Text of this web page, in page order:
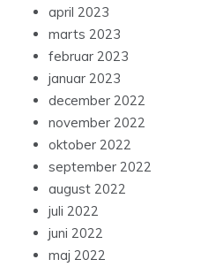
april 2023
marts 2023
februar 2023
januar 2023
december 2022
november 2022
oktober 2022
september 2022
august 2022
juli 2022
juni 2022
maj 2022